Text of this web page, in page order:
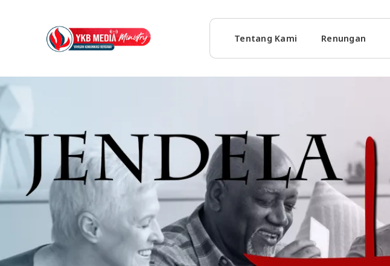
Tentang Kami Renungan